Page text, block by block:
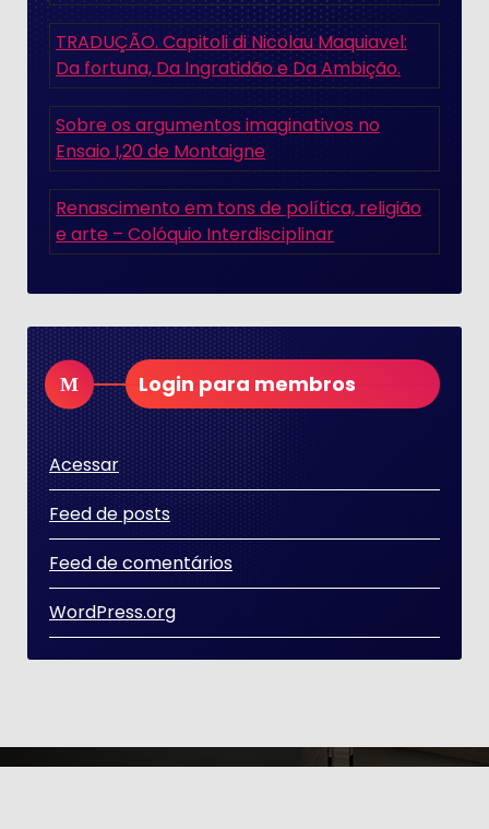
TRADUÇÃO. Capitoli di Nicolau Maquiavel:
Da fortuna, Da Ingratidão e Da Ambição.
Sobre os argumentos imaginativos no
Ensaio I,20 de Montaigne
Renascimento em tons de política, religião
e arte – Colóquio Interdisciplinar
Login para membros
Acessar
Feed de posts
Feed de comentários
WordPress.org